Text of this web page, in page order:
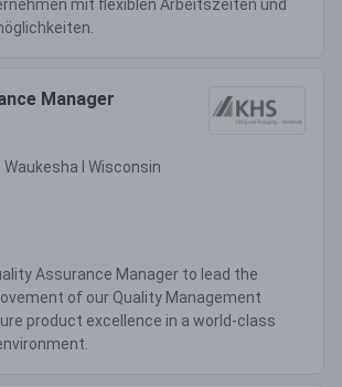
mit flexiblen Arbeitszeiten und
Manager
ǀ Wisconsin
Assurance Manager to lead the
of our Quality Management
product excellence in a world-class